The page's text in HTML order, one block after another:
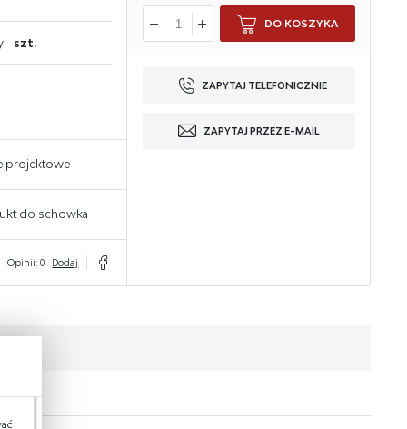
szt.
projektowe
do schowka
Opinii: 0 Dodaj
DO KOSZYKA
ZAPYTAJ TELEFONICZNIE
ZAPYTAJ PRZEZ E-MAIL